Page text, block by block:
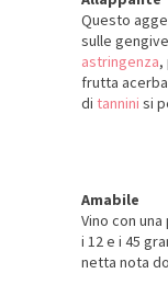
Questo
sulle
astringenza,
frutta
di tannini si
Amabile
Vino con
i 12 e i 45
netta nota